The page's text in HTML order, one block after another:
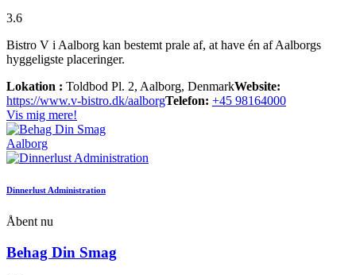
3.6
Bistro V i Aalborg kan bestemt prale af, at have én af Aalborgs
hyggeligste placeringer.
Lokation : Toldbod Pl. 2, Aalborg, DenmarkWebsite:
https://www.v-bistro.dk/aalborgTelefon: +45 98164000
Vis mig mere!
Aalborg
Dinnerlust Administration
Åbent nu
Behag Din Smag